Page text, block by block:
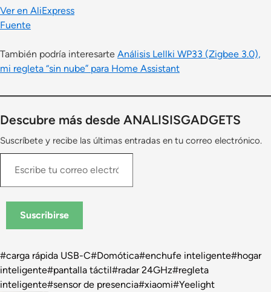
Ver en AliExpress
Fuente
También podría interesarte Análisis Lellki WP33 (Zigbee 3.0),
mi regleta “sin nube” para Home Assistant
Descubre más desde ANALISISGADGETS
Suscríbete y recibe las últimas entradas en tu correo electrónico.
correo
electrónico…
Suscribirse
Etiquetas
de
la
#carga rápida USB-C#Domótica#enchufe inteligente#hogar
inteligente#pantalla táctil#radar 24GHz#regleta
inteligente#sensor de presencia#xiaomi#Yeelight